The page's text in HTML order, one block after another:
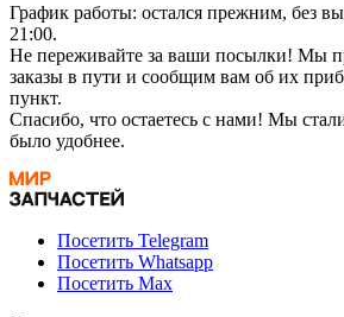
График работы: остался прежним, без
21:00.
Не переживайте за ваши посылки! Мы
заказы в пути и сообщим вам об их
пункт.
Спасибо, что остаетесь с нами! Мы
было удобнее.
Посетить Telegram
Посетить Whatsapp
Посетить Max